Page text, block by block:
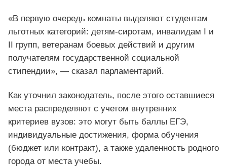
«В первую очередь комнаты выделяют студентам
льготных категорий: детям-сиротам, инвалидам I и
II групп, ветеранам боевых действий и другим
получателям государственной социальной
стипендии», — сказал парламентарий.
Как уточнил законодатель, после этого оставшиеся
места распределяют с учетом внутренних
критериев вузов: это могут быть баллы ЕГЭ,
индивидуальные достижения, форма обучения
(бюджет или контракт), а также удаленность родного
города от места учебы.